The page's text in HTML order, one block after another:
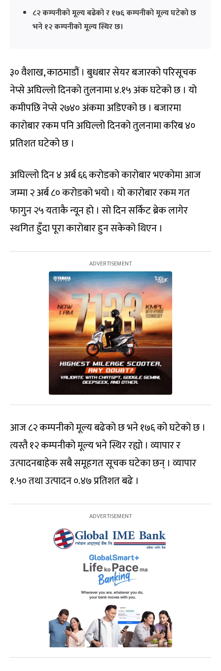
८२ कम्पनीको मूल्य बढेको र १७६ कम्पनीको मूल्य घटेको छ
भने १२ कम्पनीको मूल्य स्थिर छ।
३० वैशाख, काठमाडौं । बुधबार सेयर बजारको परिसूचक
नेप्से अघिल्लो दिनको तुलनामा ४.१५ अंक घटेको छ । यो
कमीपछि नेप्से २७४० अंकमा अडिएको छ । बजारमा
कारोबार रकम पनि अघिल्लो दिनको तुलनामा करिब ४०
प्रतिशत घटेको छ ।
अघिल्लो दिन ४ अर्ब ६६ करोडको कारोबार भएकोमा आज
जम्मा २ अर्ब ८० करोडको भयो । यो कारोबार रकम गत
फागुन २५ यताकै न्यून हो । सो दिन सर्किट ब्रेक लागेर
स्थगित हुँदा पूरा कारोबार हुन सकेको थिएन ।
आज ८२ कम्पनीको मूल्य बढेको छ भने १७६ को घटेको छ ।
त्यस्तै १२ कम्पनीको मूल्य भने स्थिर रह्यो । व्यापार र
उत्पादनबाहेक सबै समूहगत सूचक घटेका छन् । व्यापार
१.५० तथा उत्पादन ०.४७ प्रतिशत बढे ।